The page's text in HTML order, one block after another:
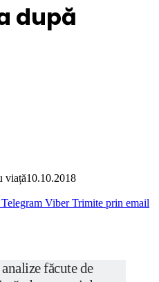
după
viață10.10.2018
Telegram Viber Trimite prin email
făcute de